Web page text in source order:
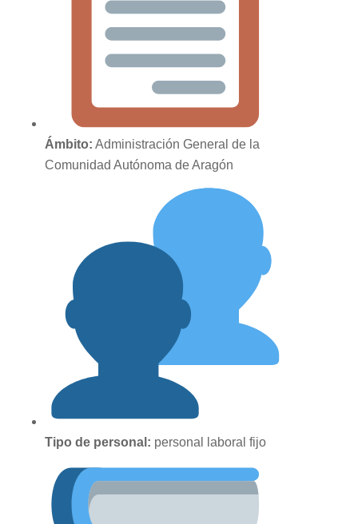
Ámbito: Administración General de la
Comunidad Autónoma de Aragón
Tipo de personal: personal laboral fijo